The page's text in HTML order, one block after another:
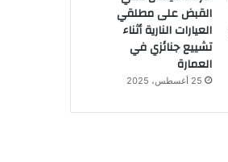
القبض على مطلقي
العيارات النارية أثناء
تشييع جنائزي في
العمارة
25 أغسطس، 2025